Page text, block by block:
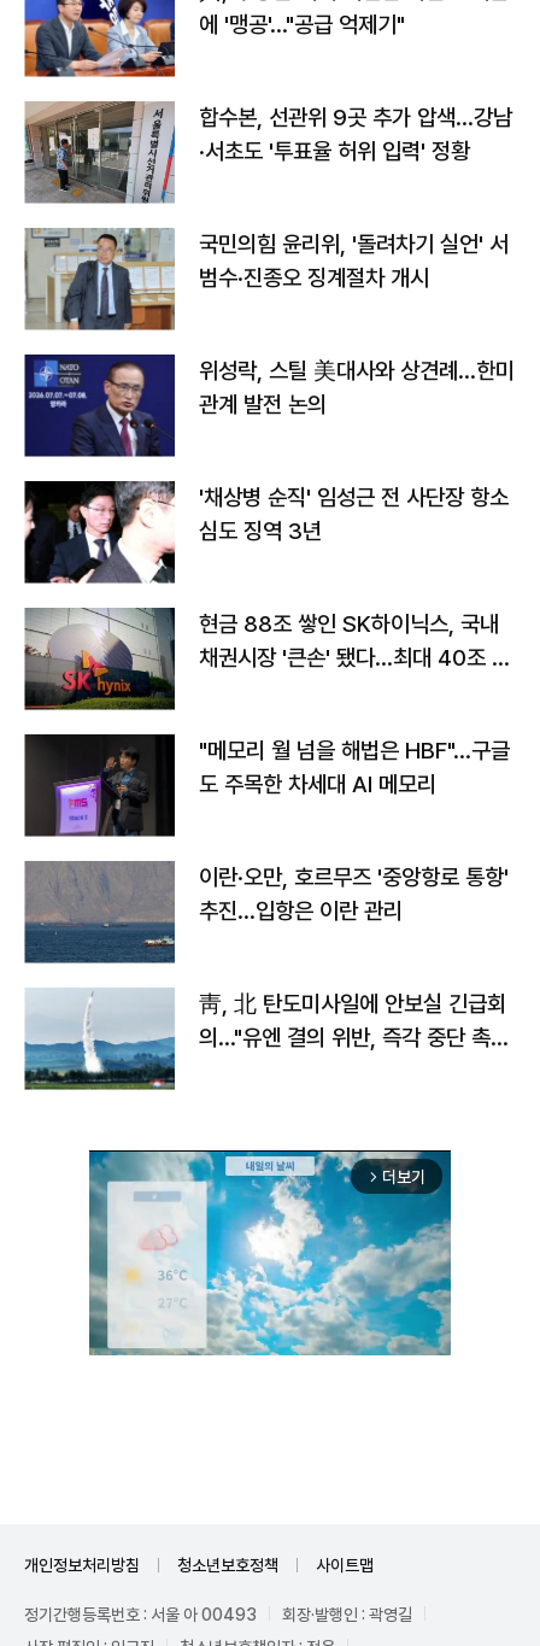
에 '맹공'…"공급 억제기"
합수본, 선관위 9곳 추가 압색…강남
·서초도 '투표율 허위 입력' 정황
국민의힘 윤리위, '돌려차기 실언' 서
범수·진종오 징계절차 개시
위성락, 스틸 美대사와 상견례…한미
관계 발전 논의
'채상병 순직' 임성근 전 사단장 항소
심도 징역 3년
현금 88조 쌓인 SK하이닉스, 국내
채권시장 '큰손' 됐다…최대 40조 투
"메모리 월 넘을 해법은 HBF"…구글
도 주목한 차세대 AI 메모리
이란·오만, 호르무즈 '중앙항로 통항'
추진…입항은 이란 관리
靑, 北 탄도미사일에 안보실 긴급회
의…"유엔 결의 위반, 즉각 중단 촉
arrow_forward_ios 더보기
개인정보처리방침 청소년보호정책 사이트맵
정기간행등록번호 : 서울 아 00493
회장·발행인 : 곽영길